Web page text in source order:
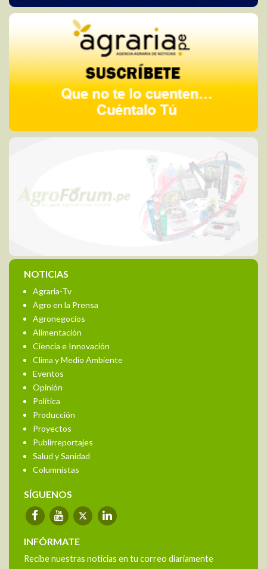
NOTICIAS
Agraria-Tv
Agro en la Prensa
Agronegocios
Alimentación
Ciencia e Innovación
Clima y Medio Ambiente
Eventos
Opinión
Política
Producción
Proyectos
Publirreportajes
Salud y Sanidad
Columnistas
SÍGUENOS
INFÓRMATE
Recibe nuestras noticias en tu correo diariamente